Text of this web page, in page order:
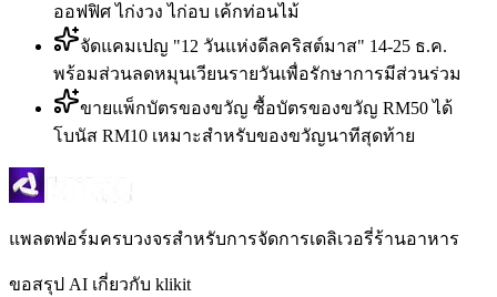
ออฟฟิศ ไก่งวง ไก่อบ เค้กท่อนไม้
จัดแคมเปญ "12 วันแห่งดีลคริสต์มาส" 14-25 ธ.ค.
พร้อมส่วนลดหมุนเวียนรายวันเพื่อรักษาการมีส่วนร่วม
ขายแพ็กบัตรของขวัญ ซื้อบัตรของขวัญ RM50 ได้
โบนัส RM10 เหมาะสำหรับของขวัญนาทีสุดท้าย
แพลตฟอร์มครบวงจรสำหรับการจัดการเดลิเวอรี่ร้านอาหาร
ขอสรุป AI เกี่ยวกับ klikit